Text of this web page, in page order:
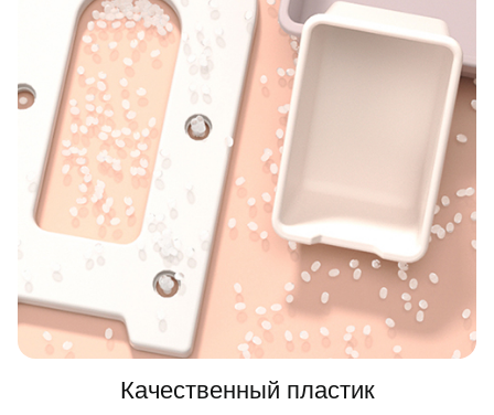
Качественный пластик